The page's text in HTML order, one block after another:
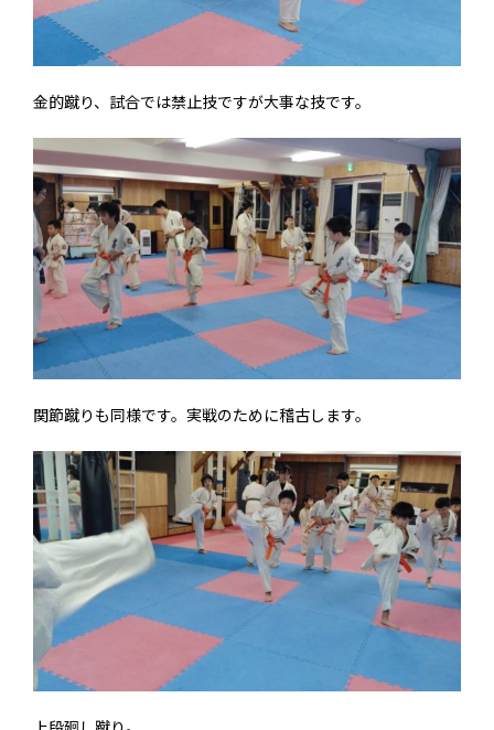
金的蹴り、試合では禁止技ですが大事な技です。
関節蹴りも同様です。実戦のために稽古します。